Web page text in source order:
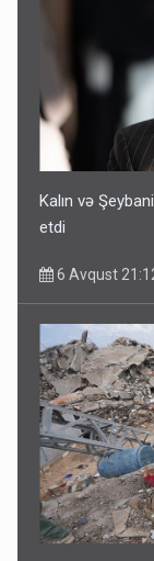
Kalın və
etdi
6 Avqust